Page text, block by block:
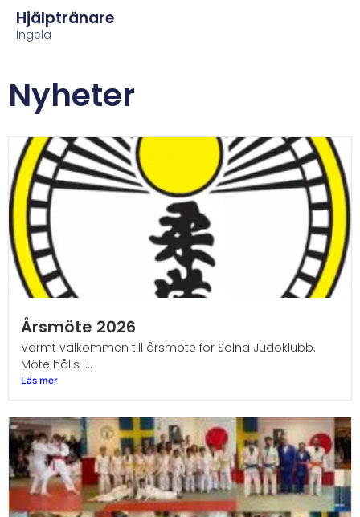
Hjälptränare
Ingela
Nyheter
Årsmöte 2026
Varmt välkommen till årsmöte för Solna Judoklubb.
Möte hålls i...
Läs mer